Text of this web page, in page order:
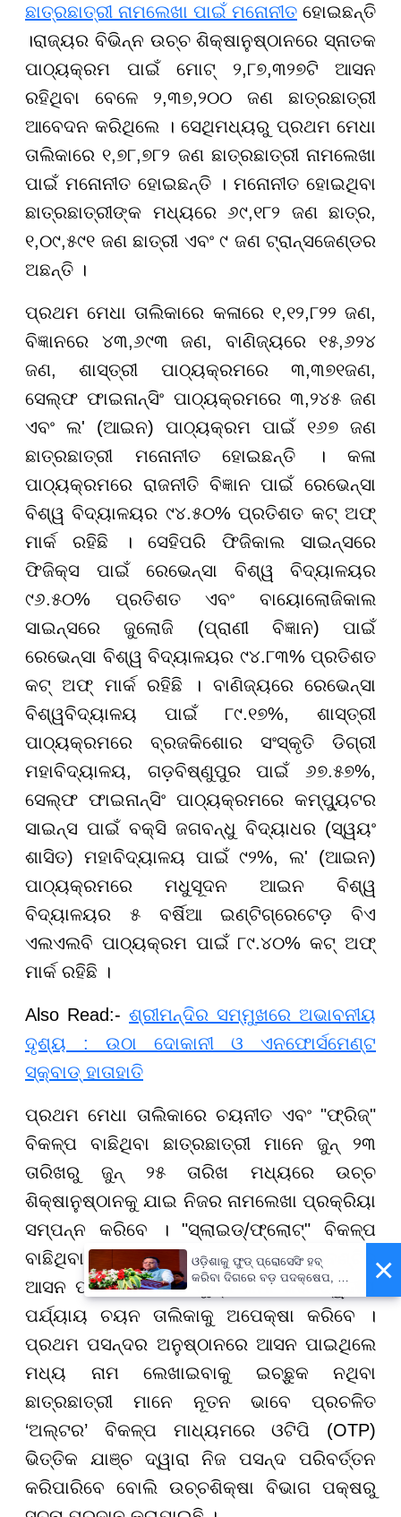
ଛାତ୍ରଛାତ୍ରୀ ନାମଲେଖା ପାଇଁ ମନୋନୀତ ହୋଇଛନ୍ତି
।ରାଜ୍ୟର ବିଭିନ୍ନ ଉଚ୍ଚ ଶିକ୍ଷାନୁଷ୍ଠାନରେ ସ୍ନାତକ
ପାଠ୍ୟକ୍ରମ ପାଇଁ ମୋଟ୍ ୨,୮୭,୩୨୭ଟି ଆସନ
ରହିଥିବା ବେଳେ ୨,୩୭,୨୦୦ ଜଣ ଛାତ୍ରଛାତ୍ରୀ
ଆବେଦନ କରିଥିଲେ । ସେଥିମଧ୍ୟରୁ ପ୍ରଥମ ମେଧା
ତାଲିକାରେ ୧,୭୮,୭୮୨ ଜଣ ଛାତ୍ରଛାତ୍ରୀ ନାମଲେଖା
ପାଇଁ ମନୋନୀତ ହୋଇଛନ୍ତି । ମନୋନୀତ ହୋଇଥିବା
ଛାତ୍ରଛାତ୍ରୀଙ୍କ ମଧ୍ୟରେ ୬୯,୧୮୨ ଜଣ ଛାତ୍ର,
୧,୦୯,୫୯୧ ଜଣ ଛାତ୍ରୀ ଏବଂ ୯ ଜଣ ଟ୍ରାନ୍ସଜେଣ୍ଡର
ଅଛନ୍ତି ।
ପ୍ରଥମ ମେଧା ତାଲିକାରେ କଳାରେ ୧,୧୨,୮୨୨ ଜଣ,
ବିଜ୍ଞାନରେ ୪୩,୬୯୩ ଜଣ, ବାଣିଜ୍ୟରେ ୧୫,୬୨୪
ଜଣ, ଶାସ୍ତ୍ରୀ ପାଠ୍ୟକ୍ରମରେ ୩,୩୭୧ଜଣ,
ସେଲ୍ଫ ଫାଇନାନ୍ସିଂ ପାଠ୍ୟକ୍ରମରେ ୩,୨୪୫ ଜଣ
ଏବଂ ଲ' (ଆଇନ) ପାଠ୍ୟକ୍ରମ ପାଇଁ ୧୬୭ ଜଣ
ଛାତ୍ରଛାତ୍ରୀ ମନୋନୀତ ହୋଇଛନ୍ତି । କଳା
ପାଠ୍ୟକ୍ରମରେ ରାଜନୀତି ବିଜ୍ଞାନ ପାଇଁ ରେଭେନ୍ସା
ବିଶ୍ୱ ବିଦ୍ୟାଳୟର ୯୪.୫୦% ପ୍ରତିଶତ କଟ୍ ଅଫ୍
ମାର୍କ ରହିଛି । ସେହିପରି ଫିଜିକାଲ ସାଇନ୍ସରେ
ଫିଜିକ୍ସ ପାଇଁ ରେଭେନ୍ସା ବିଶ୍ୱ ବିଦ୍ୟାଳୟର
୯୬.୫୦% ପ୍ରତିଶତ ଏବଂ ବାୟୋଲୋଜିକାଲ
ସାଇନ୍ସରେ ଜୁଲୋଜି (ପ୍ରାଣୀ ବିଜ୍ଞାନ) ପାଇଁ
ରେଭେନ୍ସା ବିଶ୍ୱ ବିଦ୍ୟାଳୟର ୯୪.୮୩% ପ୍ରତିଶତ
କଟ୍ ଅଫ୍ ମାର୍କ ରହିଛି । ବାଣିଜ୍ୟରେ ରେଭେନ୍ସା
ବିଶ୍ୱବିଦ୍ୟାଳୟ ପାଇଁ ୮୯.୧୭%, ଶାସ୍ତ୍ରୀ
ପାଠ୍ୟକ୍ରମରେ ବ୍ରଜକିଶୋର ସଂସ୍କୃତି ଡିଗ୍ରୀ
ମହାବିଦ୍ୟାଳୟ, ଗଡ଼ବିଷ୍ଣୁପୁର ପାଇଁ ୬୭.୫୭%,
ସେଲ୍ଫ ଫାଇନାନ୍ସିଂ ପାଠ୍ୟକ୍ରମରେ କମ୍ପ୍ୟୁଟର
ସାଇନ୍ସ ପାଇଁ ବକ୍ସି ଜଗବନ୍ଧୁ ବିଦ୍ୟାଧର (ସ୍ୱୟଂ
ଶାସିତ) ମହାବିଦ୍ୟାଳୟ ପାଇଁ ୯୨%, ଲ' (ଆଇନ)
ପାଠ୍ୟକ୍ରମରେ ମଧୁସୂଦନ ଆଇନ ବିଶ୍ୱ
ବିଦ୍ୟାଳୟର ୫ ବର୍ଷିଆ ଇଣ୍ଟିଗ୍ରେଟେଡ଼ ବିଏ
ଏଲଏଲବି ପାଠ୍ୟକ୍ରମ ପାଇଁ ୮୯.୪୦% କଟ୍ ଅଫ୍
ମାର୍କ ରହିଛି ।
Also Read:- ଶ୍ରୀମନ୍ଦିର ସମ୍ମୁଖରେ ଅଭାବନୀୟ
ଦୃଶ୍ୟ : ଉଠା ଦୋକାନୀ ଓ ଏନଫୋର୍ସମେଣ୍ଟ
ସ୍କ୍ବାଡ୍ ହାତାହାତି
ପ୍ରଥମ ମେଧା ତାଲିକାରେ ଚୟନୀତ ଏବଂ "ଫ୍ରିଜ୍"
ବିକଳ୍ପ ବାଛିଥିବା ଛାତ୍ରଛାତ୍ରୀ ମାନେ ଜୁନ୍ ୨୩
ତାରିଖରୁ ଜୁନ୍ ୨୫ ତାରିଖ ମଧ୍ୟରେ ଉଚ୍ଚ
ଶିକ୍ଷାନୁଷ୍ଠାନକୁ ଯାଇ ନିଜର ନାମଲେଖା ପ୍ରକ୍ରିୟା
ସମ୍ପନ୍ନ କରିବେ । "ସ୍ଲାଇଡ୍/ଫ୍ଲୋଟ୍" ବିକଳ୍ପ
ବାଛିଥିବା ଛାତ୍ରଛାତ୍ରୀ ମାନେ ନିଜର ଆବଣ୍ଟିତ
ଆସନ ପାଇଁ ନାମଲେଖା ଶୁଳ୍କ ଜମା କରି ଦ୍ୱିତୀୟ
ପର୍ଯ୍ୟାୟ ଚୟନ ତାଲିକାକୁ ଅପେକ୍ଷା କରିବେ ।
ପ୍ରଥମ ପସନ୍ଦର ଅନୁଷ୍ଠାନରେ ଆସନ ପାଇଥିଲେ
ମଧ୍ୟ ନାମ ଲେଖାଇବାକୁ ଇଚ୍ଛୁକ ନଥିବା
ଛାତ୍ରଛାତ୍ରୀ ମାନେ ନୂତନ ଭାବେ ପ୍ରଚଳିତ
‘ଅଲ୍ଟର’ ବିକଳ୍ପ ମାଧ୍ୟମରେ ଓଟିପି (OTP)
ଭିତ୍ତିକ ଯାଞ୍ଚ ଦ୍ୱାରା ନିଜ ପସନ୍ଦ ପରିବର୍ତ୍ତନ
କରିପାରିବେ ବୋଲି ଉଚ୍ଚଶିକ୍ଷା ବିଭାଗ ପକ୍ଷରୁ
×
ଓଡ଼ିଶାକୁ ଫୁଡ୍ ପ୍ରୋସେସିଂ ହବ୍
କରିବା ଦିଗରେ ବଡ଼ ପଦକ୍ଷେପ, ୪୨